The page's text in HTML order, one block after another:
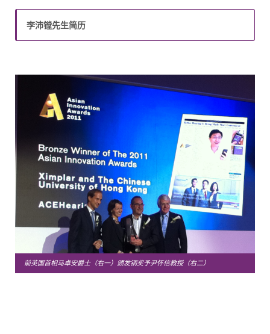
李沛镗先生简历
前英国首相马卓安爵士（右一）颁发铜奖予尹怀信教授（右二）